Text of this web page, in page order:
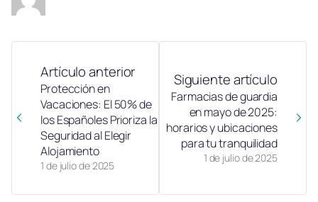
Artículo anterior
1 de julio de 2025
Protección en
Vacaciones: El 50% de
los Españoles Prioriza la
Seguridad al Elegir
Alojamiento
Siguiente artículo
1 de julio de 2025
Farmacias de guardia
en mayo de 2025:
horarios y ubicaciones
para tu tranquilidad